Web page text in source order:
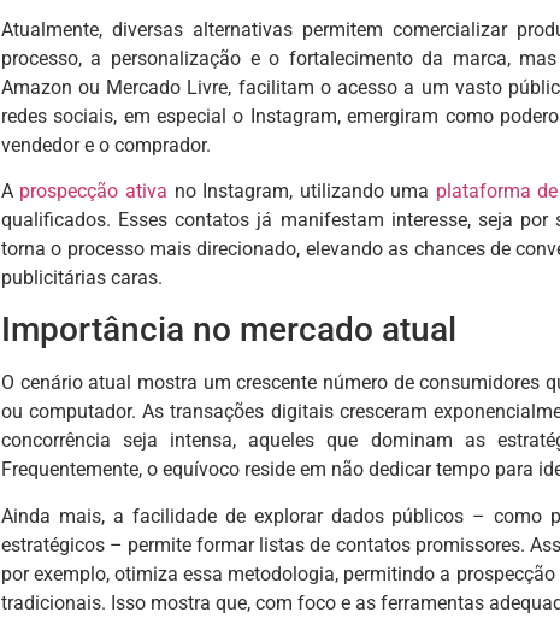
Atualmente, diversas alternativas permitem comercializar
processo, a personalização e o fortalecimento da marca,
Amazon ou Mercado Livre, facilitam o acesso a um vasto
redes sociais, em especial o Instagram, emergiram como
vendedor e o comprador.
A prospecção ativa no Instagram, utilizando uma plataforma
qualificados. Esses contatos já manifestam interesse, seja
torna o processo mais direcionado, elevando as chances de
publicitárias caras.
Importância no mercado atual
O cenário atual mostra um crescente número de consumidores
ou computador. As transações digitais cresceram
concorrência seja intensa, aqueles que dominam as
Frequentemente, o equívoco reside em não dedicar tempo para
Ainda mais, a facilidade de explorar dados públicos – como
estratégicos – permite formar listas de contatos promissores.
por exemplo, otimiza essa metodologia, permitindo a
tradicionais. Isso mostra que, com foco e as ferramentas